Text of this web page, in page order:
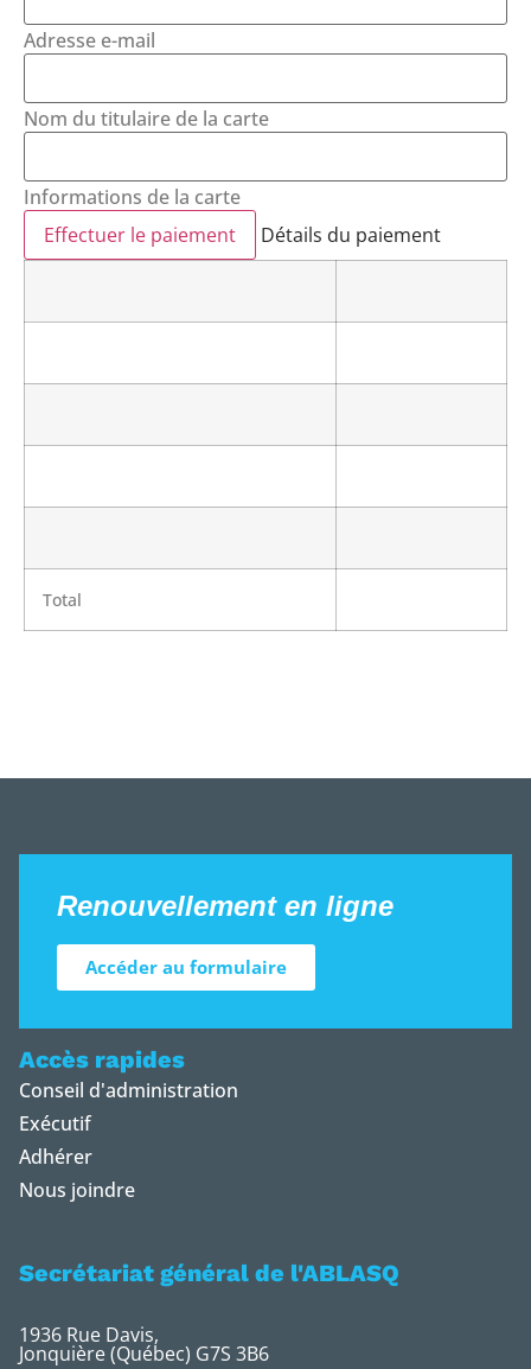
Adresse e-mail
Nom du titulaire de la carte
Informations de la carte
Effectuer le paiement
Détails du paiement
Total
Renouvellement en ligne
Accéder au formulaire
Accès rapides
Conseil d'administration
Exécutif
Adhérer
Nous joindre
Secrétariat général de l'ABLASQ
1936 Rue Davis,
Jonquière (Québec) G7S 3B6